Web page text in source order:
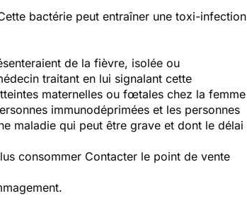
bactérie peut entraîner une toxi-infection
de la fièvre, isolée ou
traitant en lui signalant cette
maternelles ou fœtales chez la femme
immunodéprimées et les personnes
maladie qui peut être grave et dont le délai
consommer Contacter le point de vente